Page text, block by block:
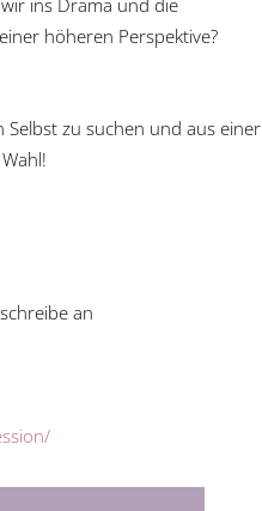
ins Drama und die
höheren Perspektive?
Selbst zu suchen und aus einer
an